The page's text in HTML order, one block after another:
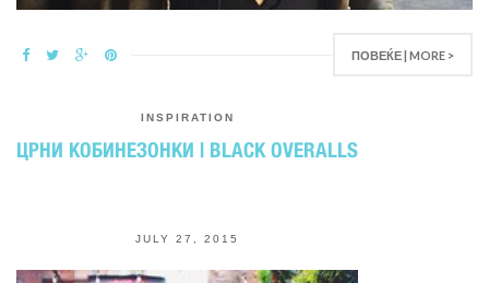
ПОВЕЌЕ | MORE >
INSPIRATION
ЦРНИ КОБИНЕЗОНКИ | BLACK OVERALLS
JULY 27, 2015